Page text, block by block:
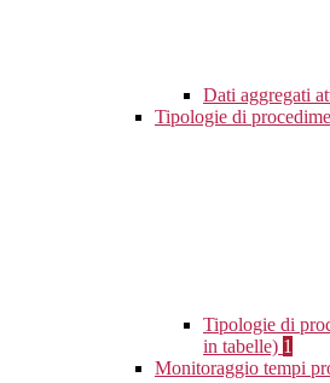
Dati aggregati
Tipologie di
Tipologie di
in tabelle) 1
Monitoraggio tempi